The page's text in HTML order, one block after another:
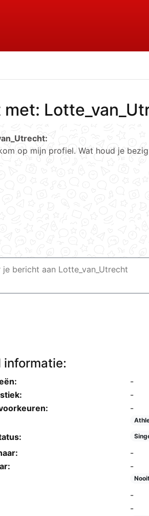
met:
op mijn profiel. Wat houd je
informatie:
-
-
-
-
-
-
-